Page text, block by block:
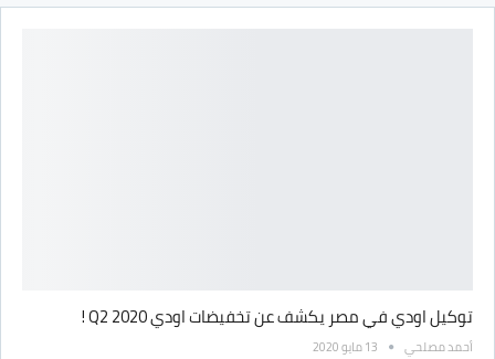
توكيل اودي في مصر يكشف عن تخفيضات اودي Q2 2020 !
أحمد مصلحي 13 مايو 2020